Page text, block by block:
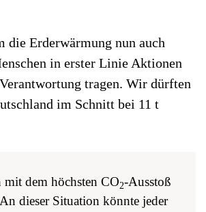
die Erderwärmung nun auch
in erster Linie Aktionen
tragen. Wir dürften
im Schnitt bei 11 t
dem höchsten CO2-Ausstoß
dieser Situation könnte jeder